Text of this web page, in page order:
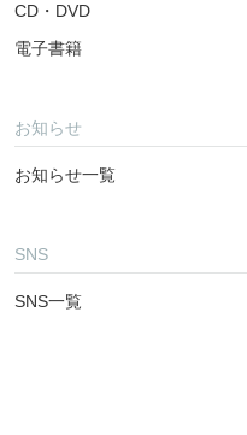
CD・DVD
電子書籍
お知らせ
お知らせ一覧
SNS
SNS一覧